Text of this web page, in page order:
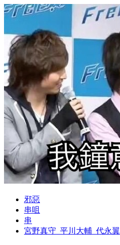
邪惡
串咀
串
宮野真守_平川大輔_代永翼